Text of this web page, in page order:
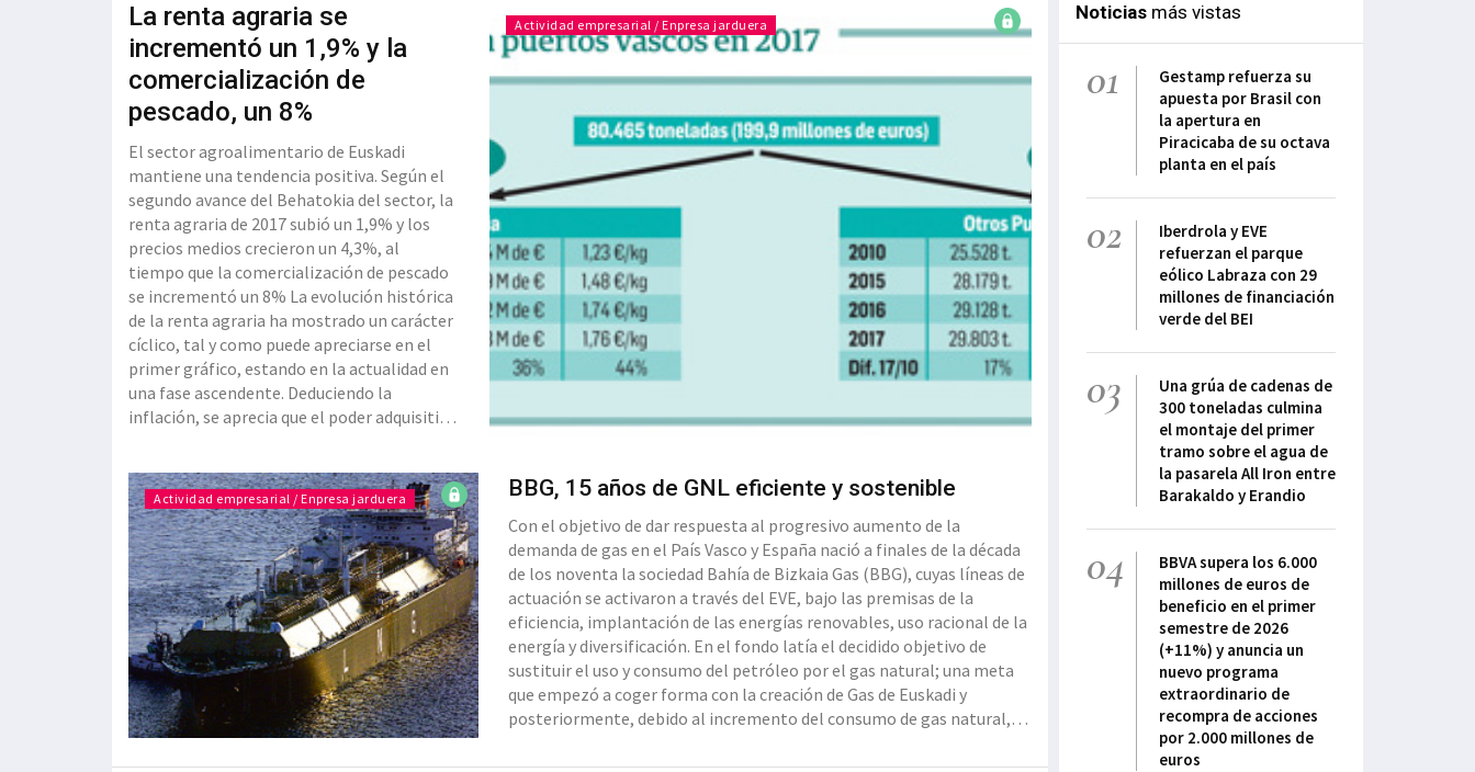
La renta agraria se
incrementó un 1,9% y la
comercialización de
pescado, un 8%
El sector agroalimentario de Euskadi
mantiene una tendencia positiva. Según el
segundo avance del Behatokia del sector, la
renta agraria de 2017 subió un 1,9% y los
precios medios crecieron un 4,3%, al
tiempo que la comercialización de pescado
se incrementó un 8% La evolución histórica
de la renta agraria ha mostrado un carácter
cíclico, tal y como puede apreciarse en el
primer gráfico, estando en la actualidad en
una fase ascendente. Deduciendo la
inflación, se aprecia que el poder adquisitivo
que es un tendencia que se ha moderado
estos últimos años, según los análisi
Actividad empresarial / Enpresa jarduera
Actividad empresarial / Enpresa jarduera BBG, 15 años de GNL eficiente y sostenible
Con el objetivo de dar respuesta al progresivo aumento de la
demanda de gas en el País Vasco y España nació a finales de la década
de los noventa la sociedad Bahía de Bizkaia Gas (BBG), cuyas líneas de
actuación se activaron a través del EVE, bajo las premisas de la
eficiencia, implantación de las energías renovables, uso racional de la
energía y diversificación. En el fondo latía el decidido objetivo de
sustituir el uso y consumo del petróleo por el gas natural; una meta
que empezó a coger forma con la creación de Gas de Euskadi y
posteriormente, debido al incremento del consumo de gas natural,
Noticiasmás vistas
01
Gestamp refuerza su
apuesta por Brasil con
la apertura en
Piracicaba de su octava
planta en el país
02
Iberdrola y EVE
refuerzan el parque
eólico Labraza con 29
millones de financiación
verde del BEI
03
Una grúa de cadenas de
300 toneladas culmina
el montaje del primer
tramo sobre el agua de
la pasarela All Iron entre
Barakaldo y Erandio
04
BBVA supera los 6.000
millones de euros de
beneficio en el primer
semestre de 2026
(+11%) y anuncia un
nuevo programa
extraordinario de
recompra de acciones
por 2.000 millones de
euros